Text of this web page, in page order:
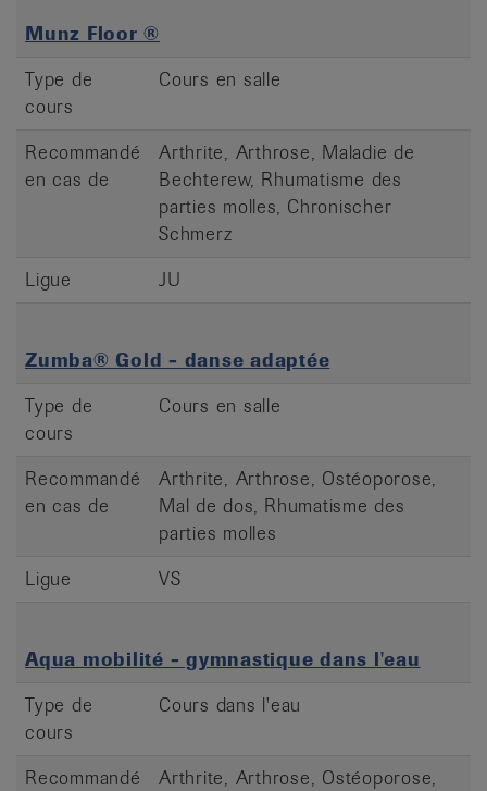
Munz Floor ®
Type de
cours
Cours en salle
Recommandé
en cas de
Arthrite, Arthrose, Maladie de
Bechterew, Rhumatisme des
parties molles, Chronischer
Schmerz
Ligue
JU
Zumba® Gold - danse adaptée
Type de
cours
Cours en salle
Recommandé
en cas de
Arthrite, Arthrose, Ostéoporose,
Mal de dos, Rhumatisme des
parties molles
Ligue
VS
Aqua mobilité - gymnastique dans l'eau
Type de
cours
Cours dans l'eau
Recommandé
Arthrite, Arthrose, Ostéoporose,